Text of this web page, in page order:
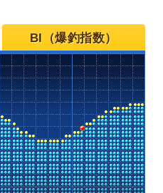
BI（爆釣指数）